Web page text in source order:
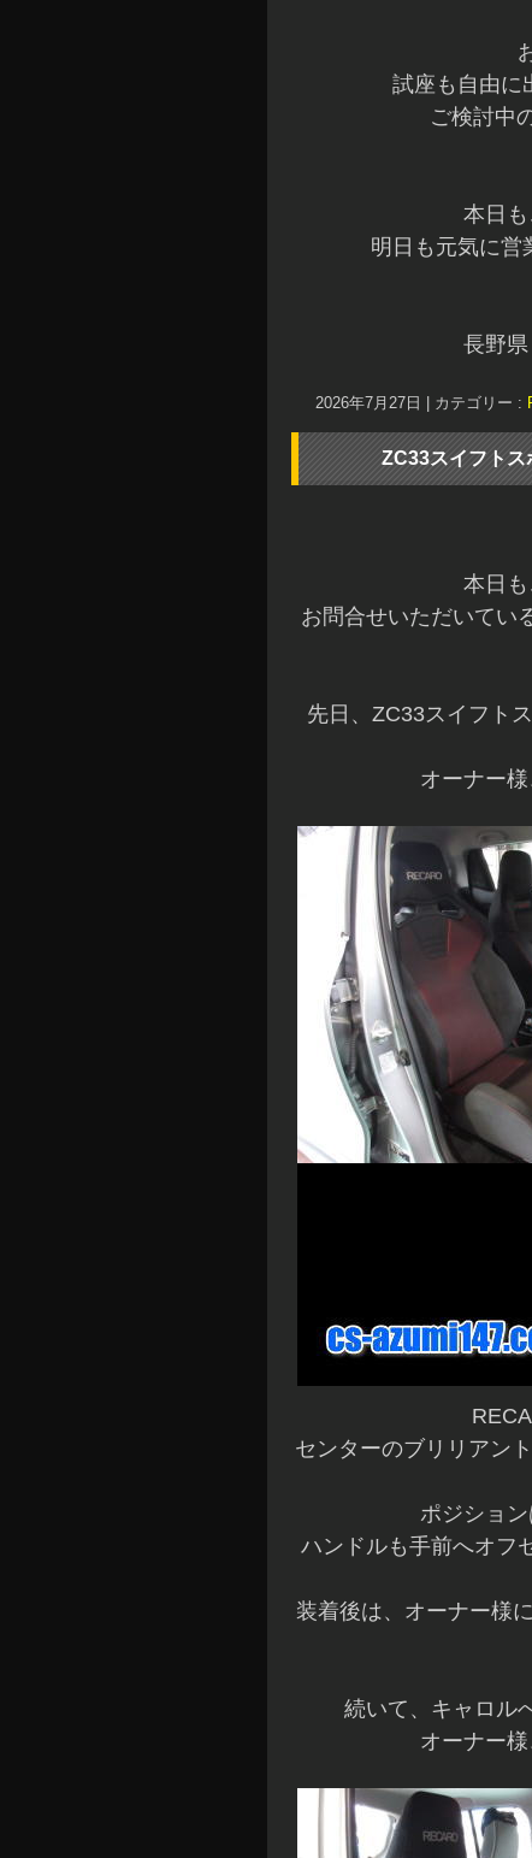
試座も自由に
ご検討中
本日も
明日も元気に営
長野
2026年7月27日 カテゴリー :
ZC33スイフト
本日
お問合せいただいてい
先日、ZC33スイフト
オーナー
センターのブリリアン
ポジショ
ハンドルも手前へオフ
装着後は、オーナー様
続いて、キャロル
オーナー